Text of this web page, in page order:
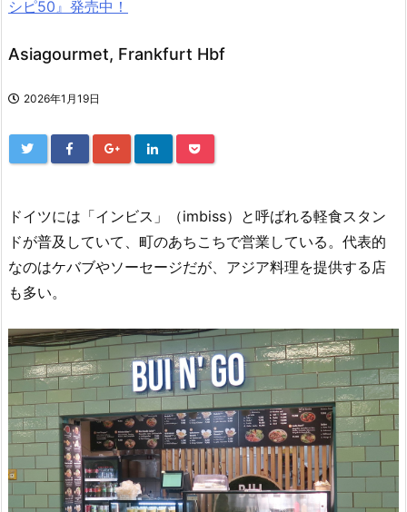
シピ50』発売中！
Asiagourmet, Frankfurt Hbf
2026年1月19日
ドイツには「インビス」（imbiss）と呼ばれる軽食スタン
ドが普及していて、町のあちこちで営業している。代表的
なのはケバブやソーセージだが、アジア料理を提供する店
も多い。